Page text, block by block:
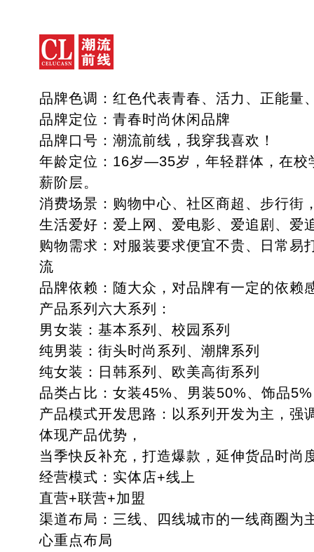
品牌色调：红色代表青春、活力、正能量
品牌定位：青春时尚休闲品牌
品牌口号：潮流前线，我穿我喜欢！
年龄定位：16岁—35岁，年轻群体，在校
薪阶层。
消费场景：购物中心、社区商超、步行街
生活爱好：爱上网、爱电影、爱追剧、爱
购物需求：对服装要求便宜不贵、日常易
流
品牌依赖：随大众，对品牌有一定的依赖
产品系列六大系列：
男女装：基本系列、校园系列
纯男装：街头时尚系列、潮牌系列
纯女装：日韩系列、欧美高街系列
品类占比：女装45%、男装50%、饰品5%
产品模式开发思路：以系列开发为主，强
体现产品优势，
当季快反补充，打造爆款，延伸货品时尚
经营模式：实体店+线上
直营+联营+加盟
渠道布局：三线、四线城市的一线商圈为
心重点布局